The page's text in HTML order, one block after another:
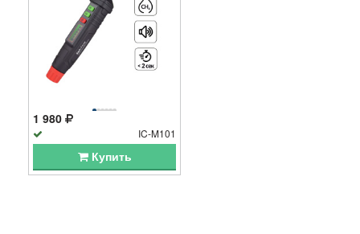
1 980
IC-M101
Купить